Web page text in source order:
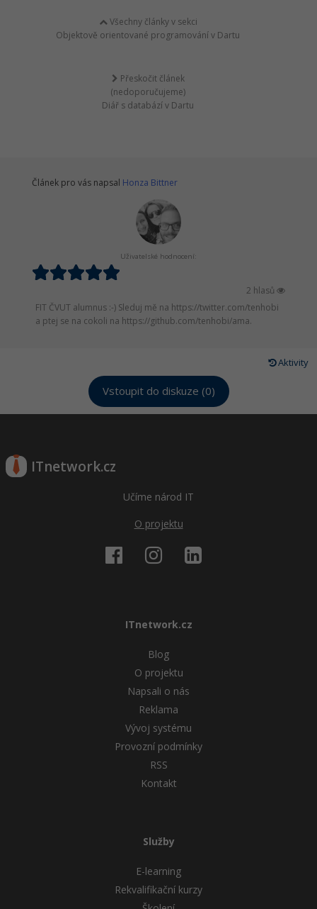
Všechny články v sekci
Objektově orientované programování v Dartu
Přeskočit článek
(nedoporučujeme)
Diář s databází v Dartu
Článek pro vás napsal Honza Bittner
Uživatelské hodnocení:
2 hlasů
FIT ČVUT alumnus :-) Sleduj mě na https://twitter.com/tenhobi
a ptej se na cokoli na https://github.com/tenhobi/ama.
Aktivity
Vstoupit do diskuze (0)
ITnetwork.cz
Učíme národ IT
O projektu
ITnetwork.cz
Blog
O projektu
Napsali o nás
Reklama
Vývoj systému
Provozní podmínky
RSS
Kontakt
Služby
E-learning
Rekvalifikační kurzy